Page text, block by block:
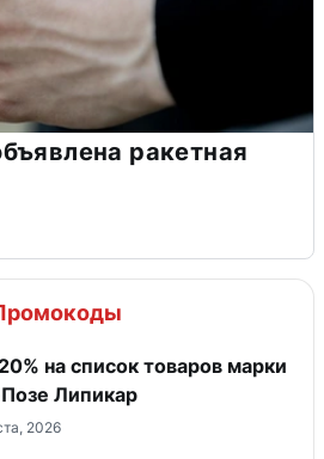
ракетная
на список товаров марки
Липикар
2026